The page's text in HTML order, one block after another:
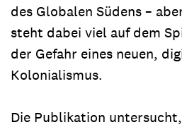
des Globalen Südens –
steht dabei viel auf dem
der Gefahr eines neuen,
Kolonialismus.
Die Publikation